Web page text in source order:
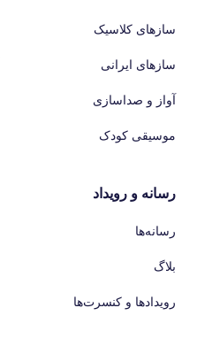
سازهای کلاسیک
سازهای ایرانی
آواز و صداسازی
موسیقی کودک
رسانه و رویداد
رسانه‌ها
بلاگ
رویدادها و کنسرت‌ها